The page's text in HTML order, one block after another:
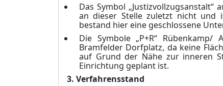
Das Symbol
an dieser Stelle zuletzt nicht und
bestand hier eine geschlossene
Die Symbole „P+R“ Rübenkamp/
Bramfelder Dorfplatz, da keine
auf Grund der Nähe zur inneren
Einrichtung geplant ist.
3. Verfahrensstand